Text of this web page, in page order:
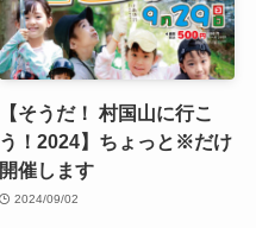
【そうだ！ 村国山に行こ
う！2024】ちょっと※だけ
開催します
2024/09/02